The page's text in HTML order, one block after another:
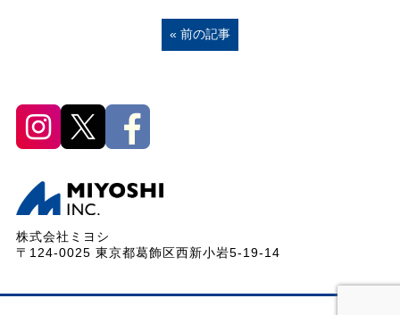
« 前の記事
株式会社ミヨシ
〒124-0025 東京都葛飾区西新小岩5-19-14